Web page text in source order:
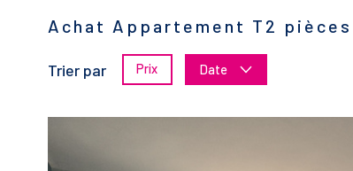
Achat Appartement T2
Trier par Prix Date